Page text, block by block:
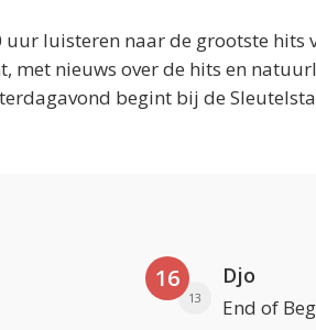
luisteren naar de grootste hits
met nieuws over de hits en
begint bij de
16
13
Djo
End of